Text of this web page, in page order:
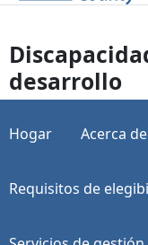
desarrollo
Hogar Acerca de
Requisitos de